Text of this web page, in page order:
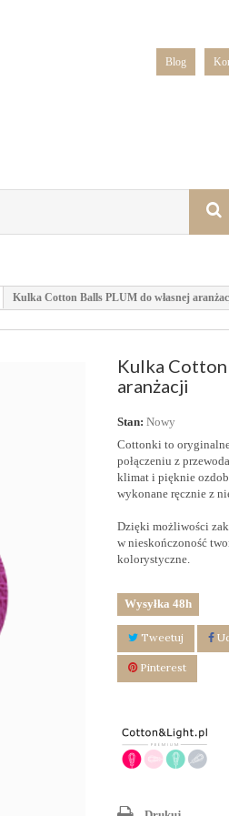
Blog
Kulka Cotton Balls PLUM do własnej
Kulka Cotton
aranżacji
Stan: Nowy
Cottonki to
połączeniu z
klimat i pięknie
wykonane ręcznie z
Dzięki możliwości
w nieskończoność
kolorystyczne.
Wysyłka 48h
Tweetuj
Pinterest